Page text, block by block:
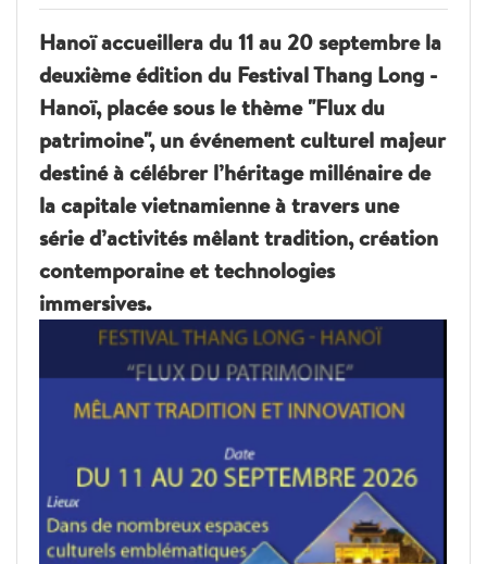
Hanoï accueillera du 11 au 20 septembre la
deuxième édition du Festival Thang Long -
Hanoï, placée sous le thème "Flux du
patrimoine", un événement culturel majeur
destiné à célébrer l’héritage millénaire de
la capitale vietnamienne à travers une
série d’activités mêlant tradition, création
contemporaine et technologies
immersives.